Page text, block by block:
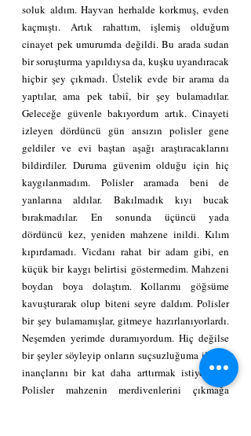
soluk aldım. Hayvan herhalde korkmuş, evden
kaçmıştı. Artık rahattım, işlemiş olduğum
cinayet pek umurumda değildi. Bu arada sudan
bir soruşturma yapıldıysa da, kuşku uyandıracak
hiçbir şey çıkmadı. Üstelik evde bir arama da
yaptılar, ama pek tabiî, bir şey bulamadılar.
Geleceğe güvenle bakıyordum artık. Cinayeti
izleyen dördüncü gün ansızın polisler gene
geldiler ve evi baştan aşağı araştıracaklarını
bildirdiler. Duruma güvenim olduğu için hiç
kaygılanmadım. Polisler aramada beni de
yanlarına aldılar. Bakılmadık kıyı bucak
bırakmadılar. En sonunda üçüncü yada
dördüncü kez, yeniden mahzene inildi. Kılım
kıpırdamadı. Vicdanı rahat bir adam gibi, en
küçük bir kaygı belirtisi göstermedim. Mahzeni
boydan boya dolaştım. Kollarımı göğsüme
kavuşturarak olup biteni seyre daldım. Polisler
bir şey bulamamışlar, gitmeye hazırlanıyorlardı.
Neşemden yerimde duramıyordum. Hiç değilse
bir şeyler söyleyip onların suçsuzluğuma ilişkin
inançlarını bir kat daha arttırmak istiyordum.
Polisler mahzenin merdivenlerini çıkmağa